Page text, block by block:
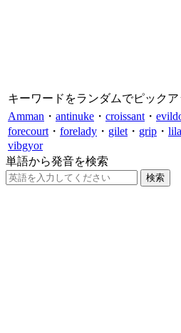
キーワードをランダムでピック
Amman ・ antinuke ・ croissant ・
forecourt ・ forelady ・ gilet ・ grip ・
vibgyor
単語から発音を検索